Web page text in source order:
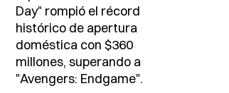
Day" rompió el récord
histórico de apertura
doméstica con $360
millones, superando a
"Avengers: Endgame".